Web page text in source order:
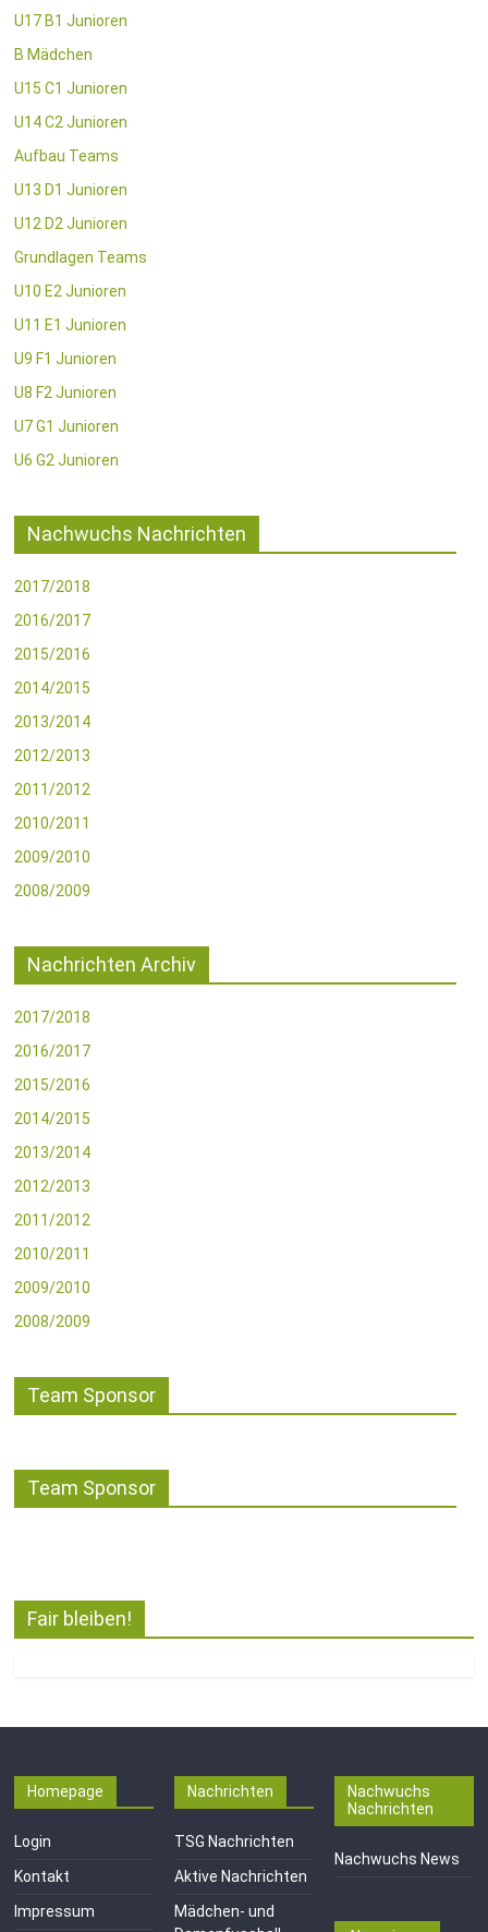
U17 B1 Junioren
B Mädchen
U15 C1 Junioren
U14 C2 Junioren
Aufbau Teams
U13 D1 Junioren
U12 D2 Junioren
Grundlagen Teams
U10 E2 Junioren
U11 E1 Junioren
U9 F1 Junioren
U8 F2 Junioren
U7 G1 Junioren
U6 G2 Junioren
Nachwuchs Nachrichten
2017/2018
2016/2017
2015/2016
2014/2015
2013/2014
2012/2013
2011/2012
2010/2011
2009/2010
2008/2009
Nachrichten Archiv
2017/2018
2016/2017
2015/2016
2014/2015
2013/2014
2012/2013
2011/2012
2010/2011
2009/2010
2008/2009
Team Sponsor
Team Sponsor
Fair bleiben!
Homepage
Login
Kontakt
Impressum
Nachrichten
TSG Nachrichten
Aktive Nachrichten
Mädchen- und
Nachwuchs
Nachrichten
Nachwuchs News